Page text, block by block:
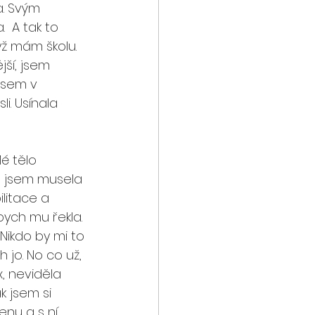
Svým
A tak to
mám školu.
jsem
v
Usínala
tělo
musela
a
mu řekla.
by mi to
jo. No co už,
neviděla
jsem si